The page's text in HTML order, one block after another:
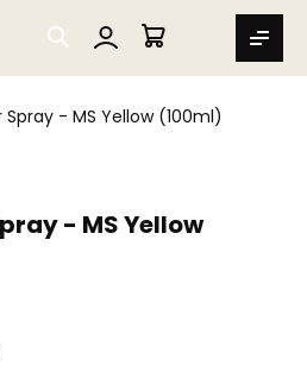
SEARCH
MIN VARUKORG
- MS Yellow (100ml)
- MS Yellow